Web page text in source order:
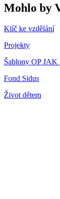
Mohlo by
Klíč ke vzdělání
Projekty
Šablony OP JAK
Fond Sidus
Život dětem